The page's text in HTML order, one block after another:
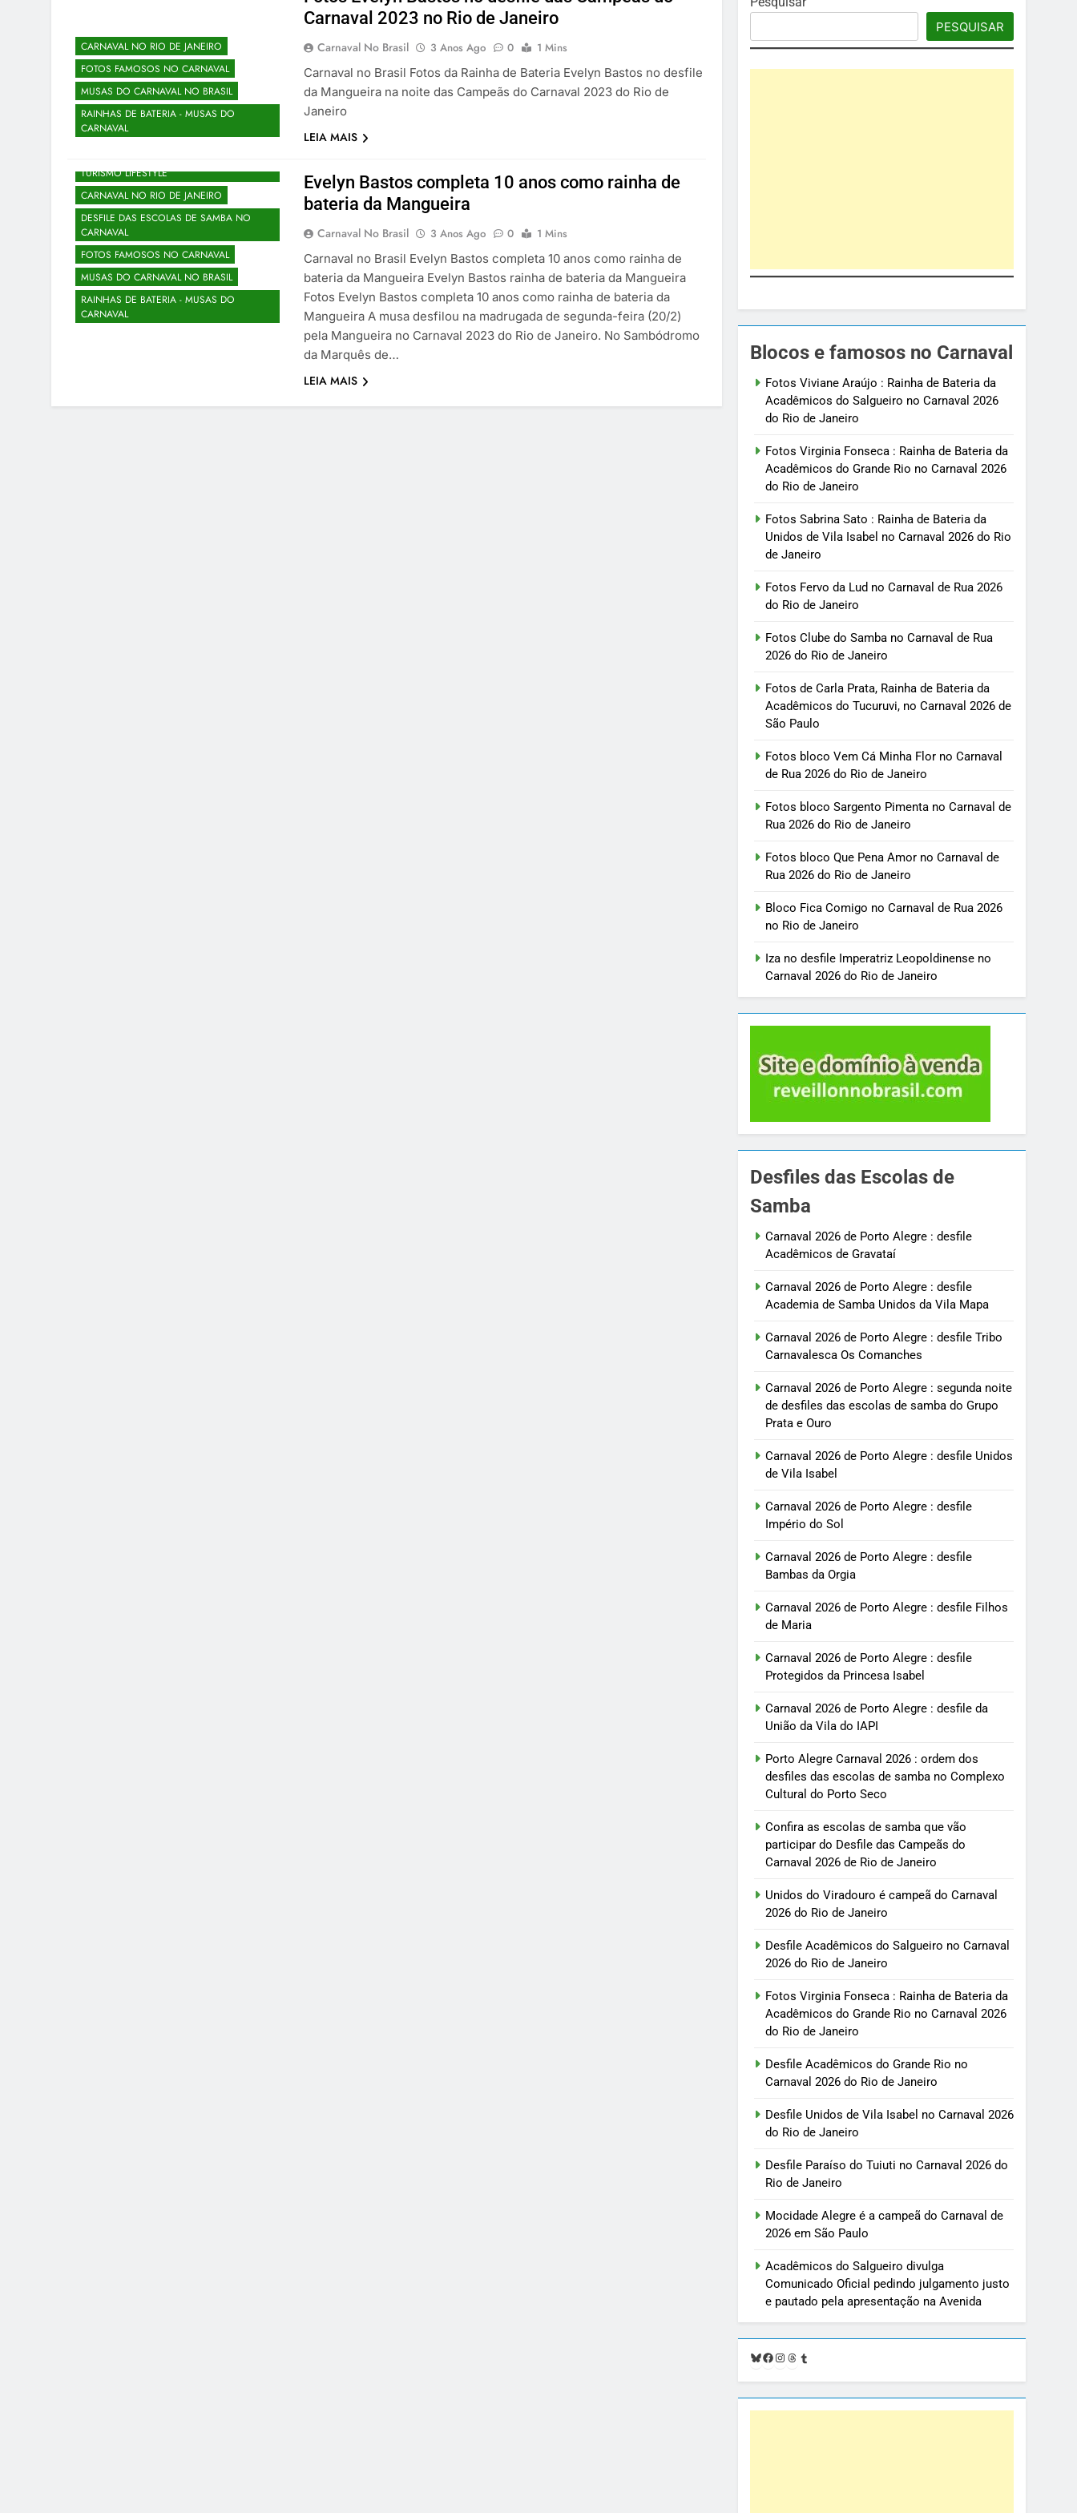
CARNAVAL NO RIO DE JANEIRO
FOTOS FAMOSOS NO CARNAVAL
MUSAS DO CARNAVAL NO BRASIL
RAINHAS DE BATERIA - MUSAS DO
CARNAVAL
Carnaval 2023 no Rio de Janeiro
Carnaval No Brasil 3 Anos Ago 0
1 Mins
Carnaval no Brasil Fotos da Rainha de Bateria Evelyn Bastos no desfile
da Mangueira na noite das Campeãs do Carnaval 2023 do Rio de
Janeiro
LEIA MAIS
TURISMO LIFESTYLE
CARNAVAL NO RIO DE JANEIRO
DESFILE DAS ESCOLAS DE SAMBA NO
CARNAVAL
FOTOS FAMOSOS NO CARNAVAL
MUSAS DO CARNAVAL NO BRASIL
RAINHAS DE BATERIA - MUSAS DO
CARNAVAL
Evelyn Bastos completa 10 anos como rainha de
bateria da Mangueira
Carnaval No Brasil 3 Anos Ago 0
1 Mins
Carnaval no Brasil Evelyn Bastos completa 10 anos como rainha de
bateria da Mangueira Evelyn Bastos rainha de bateria da Mangueira
Fotos Evelyn Bastos completa 10 anos como rainha de bateria da
Mangueira A musa desfilou na madrugada de segunda-feira (20/2)
pela Mangueira no Carnaval 2023 do Rio de Janeiro. No Sambódromo
da Marquês de…
LEIA MAIS
PESQUISAR
Blocos e famosos no Carnaval
Fotos Viviane Araújo : Rainha de Bateria da
Acadêmicos do Salgueiro no Carnaval 2026
do Rio de Janeiro
Fotos Virginia Fonseca : Rainha de Bateria da
Acadêmicos do Grande Rio no Carnaval 2026
do Rio de Janeiro
Fotos Sabrina Sato : Rainha de Bateria da
Unidos de Vila Isabel no Carnaval 2026 do Rio
de Janeiro
Fotos Fervo da Lud no Carnaval de Rua 2026
do Rio de Janeiro
Fotos Clube do Samba no Carnaval de Rua
2026 do Rio de Janeiro
Fotos de Carla Prata, Rainha de Bateria da
Acadêmicos do Tucuruvi, no Carnaval 2026 de
São Paulo
Fotos bloco Vem Cá Minha Flor no Carnaval
de Rua 2026 do Rio de Janeiro
Fotos bloco Sargento Pimenta no Carnaval de
Rua 2026 do Rio de Janeiro
Fotos bloco Que Pena Amor no Carnaval de
Rua 2026 do Rio de Janeiro
Bloco Fica Comigo no Carnaval de Rua 2026
no Rio de Janeiro
Iza no desfile Imperatriz Leopoldinense no
Carnaval 2026 do Rio de Janeiro
Desfiles das Escolas de
Samba
Carnaval 2026 de Porto Alegre : desfile
Acadêmicos de Gravataí
Carnaval 2026 de Porto Alegre : desfile
Academia de Samba Unidos da Vila Mapa
Carnaval 2026 de Porto Alegre : desfile Tribo
Carnavalesca Os Comanches
Carnaval 2026 de Porto Alegre : segunda noite
de desfiles das escolas de samba do Grupo
Prata e Ouro
Carnaval 2026 de Porto Alegre : desfile Unidos
de Vila Isabel
Carnaval 2026 de Porto Alegre : desfile
Império do Sol
Carnaval 2026 de Porto Alegre : desfile
Bambas da Orgia
Carnaval 2026 de Porto Alegre : desfile Filhos
de Maria
Carnaval 2026 de Porto Alegre : desfile
Protegidos da Princesa Isabel
Carnaval 2026 de Porto Alegre : desfile da
União da Vila do IAPI
Porto Alegre Carnaval 2026 : ordem dos
desfiles das escolas de samba no Complexo
Cultural do Porto Seco
Confira as escolas de samba que vão
participar do Desfile das Campeãs do
Carnaval 2026 de Rio de Janeiro
Unidos do Viradouro é campeã do Carnaval
2026 do Rio de Janeiro
Desfile Acadêmicos do Salgueiro no Carnaval
2026 do Rio de Janeiro
Fotos Virginia Fonseca : Rainha de Bateria da
Acadêmicos do Grande Rio no Carnaval 2026
do Rio de Janeiro
Desfile Acadêmicos do Grande Rio no
Carnaval 2026 do Rio de Janeiro
Desfile Unidos de Vila Isabel no Carnaval 2026
do Rio de Janeiro
Desfile Paraíso do Tuiuti no Carnaval 2026 do
Rio de Janeiro
Mocidade Alegre é a campeã do Carnaval de
2026 em São Paulo
Acadêmicos do Salgueiro divulga
Comunicado Oficial pedindo julgamento justo
e pautado pela apresentação na Avenida
Bluesky
Facebook
Instagram
Threads